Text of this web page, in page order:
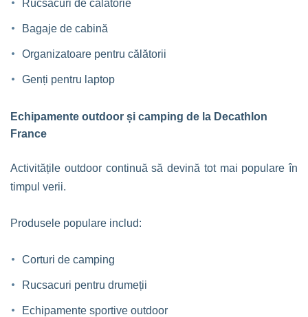
Rucsacuri de călătorie
Bagaje de cabină
Organizatoare pentru călătorii
Genți pentru laptop
Echipamente outdoor și camping de la Decathlon
France
Activitățile outdoor continuă să devină tot mai populare în
timpul verii.
Produsele populare includ:
Corturi de camping
Rucsacuri pentru drumeții
Echipamente sportive outdoor